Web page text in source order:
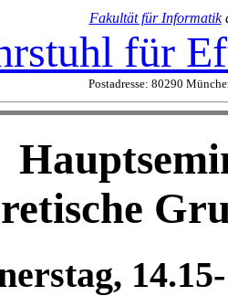
Fakultät für Informatik
für
Postadresse: 80290